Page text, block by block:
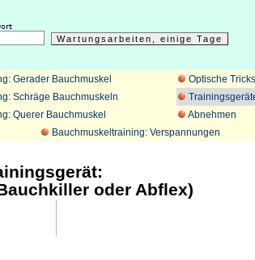
Gerader Bauchmuskel
Optische Tricks
Schräge Bauchmuskeln
Querer Bauchmuskel
Abnehmen
Bauchmuskeltraining: Verspannungen
oder Abflex)